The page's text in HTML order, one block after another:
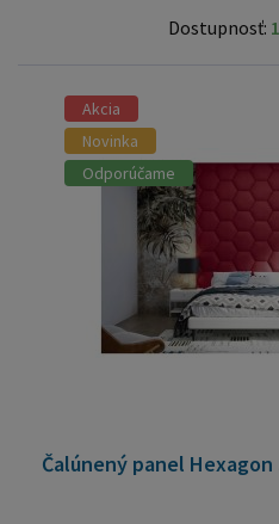
Dostupnosť:
Akcia
Novinka
Odporúčame
Čalúnený panel Hexagon